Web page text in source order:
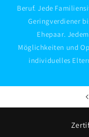
Beruf. Jede
Geringverdiener
Ehepaar.
Möglichkeiten und
individuelles